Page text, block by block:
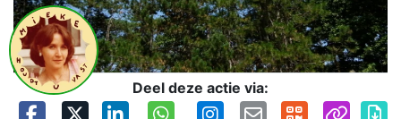
Deel deze actie via: